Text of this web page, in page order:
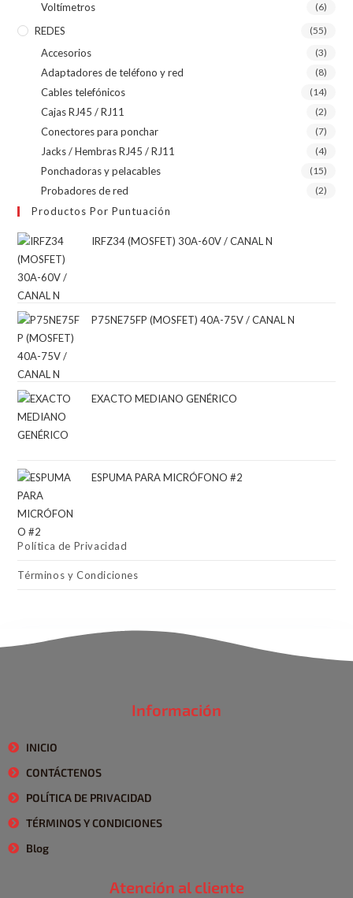
Voltímetros (6)
REDES (55)
Accesorios (3)
Adaptadores de teléfono y red (8)
Cables telefónicos (14)
Cajas RJ45 / RJ11 (2)
Conectores para ponchar (7)
Jacks / Hembras RJ45 / RJ11 (4)
Ponchadoras y pelacables (15)
Probadores de red (2)
Productos Por Puntuación
IRFZ34 (MOSFET) 30A-60V / CANAL N
P75NE75FP (MOSFET) 40A-75V / CANAL N
EXACTO MEDIANO GENÉRICO
ESPUMA PARA MICRÓFONO #2
Política de Privacidad
Términos y Condiciones
Información
INICIO
CONTÁCTENOS
POLÍTICA DE PRIVACIDAD
TÉRMINOS Y CONDICIONES
Blog
Atención al cliente